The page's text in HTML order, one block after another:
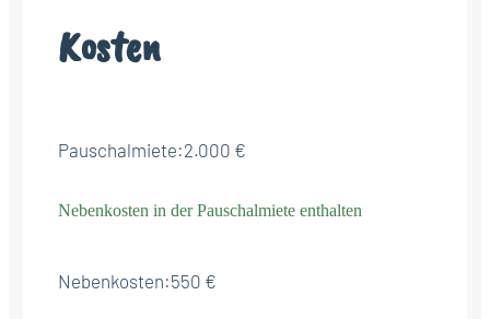
Kosten
Pauschalmiete:2.000 €
Nebenkosten in der Pauschalmiete enthalten
Nebenkosten:550 €